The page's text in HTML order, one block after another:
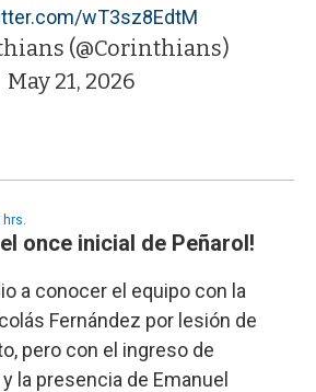
wT3sz8EdtM
(@Corinthians)
May 21, 2026
once inicial de Peñarol!
a conocer el equipo con la
Fernández por lesión de
pero con el ingreso de
la presencia de Emanuel